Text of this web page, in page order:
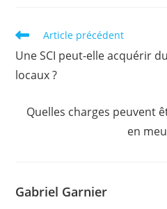
Read
articles
Article précédent
Une SCI peut-elle acquérir
locaux ?
Quelles charges peuvent
en
Gabriel Garnier